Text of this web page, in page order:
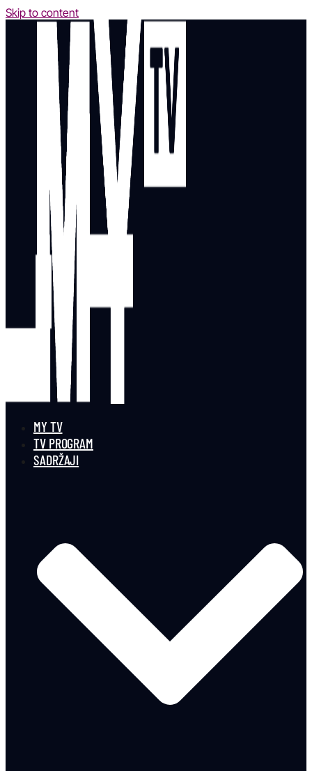
Skip to content
MY TV
TV PROGRAM
SADRŽAJI